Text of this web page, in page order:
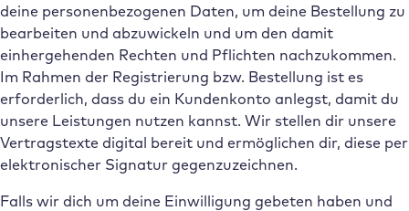
deine personenbezogenen Daten, um deine Bestellung zu
bearbeiten und abzuwickeln und um den damit
einhergehenden Rechten und Pflichten nachzukommen.
Im Rahmen der Registrierung bzw. Bestellung ist es
erforderlich, dass du ein Kundenkonto anlegst, damit du
unsere Leistungen nutzen kannst. Wir stellen dir unsere
Vertragstexte digital bereit und ermöglichen dir, diese per
elektronischer Signatur gegenzuzeichnen.
Falls wir dich um deine Einwilligung gebeten haben und